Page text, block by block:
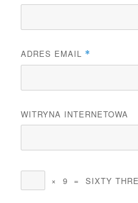
ADRES EMAIL *
WITRYNA INTERNETOWA
× 9 = SIXTY